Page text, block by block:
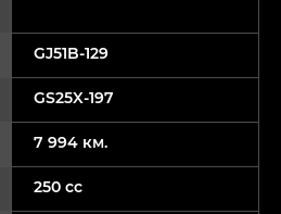
GJ51B-129
GS25X-197
7 994 км.
250 cc